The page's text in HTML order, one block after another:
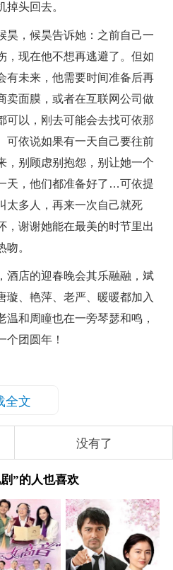
头回去。
昊，候昊告诉她：之前自己一
，现在他不想再逃避了。但如
有未来，他需要时间准备后再
卖面膜，或者在互联网公司做
可以，刚去可能会去找可依那
可依说如果有一天自己要往前
，别顾虑别抱怨，别让她一个
天，他们都准备好了…可依提
太多人，再来一次自己就死
，谢谢她能在最美的时节里出
。
酒店的迎春晚会其乐融融，斌
璇、艳萍、老严、暖暖都加入
温和周瞳也在一旁琴瑟和鸣，
个团圆年！
全文
没有了
”的人也喜欢